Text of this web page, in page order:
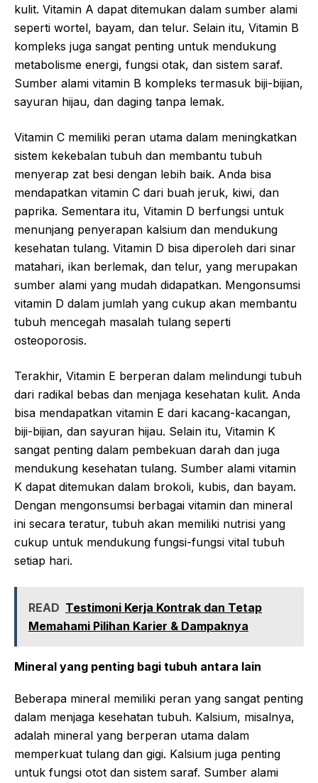
kulit. Vitamin A dapat ditemukan dalam sumber alami
seperti wortel, bayam, dan telur. Selain itu, Vitamin B
kompleks juga sangat penting untuk mendukung
metabolisme energi, fungsi otak, dan sistem saraf.
Sumber alami vitamin B kompleks termasuk biji-bijian,
sayuran hijau, dan daging tanpa lemak.
Vitamin C memiliki peran utama dalam meningkatkan
sistem kekebalan tubuh dan membantu tubuh
menyerap zat besi dengan lebih baik. Anda bisa
mendapatkan vitamin C dari buah jeruk, kiwi, dan
paprika. Sementara itu, Vitamin D berfungsi untuk
menunjang penyerapan kalsium dan mendukung
kesehatan tulang. Vitamin D bisa diperoleh dari sinar
matahari, ikan berlemak, dan telur, yang merupakan
sumber alami yang mudah didapatkan. Mengonsumsi
vitamin D dalam jumlah yang cukup akan membantu
tubuh mencegah masalah tulang seperti
osteoporosis.
Terakhir, Vitamin E berperan dalam melindungi tubuh
dari radikal bebas dan menjaga kesehatan kulit. Anda
bisa mendapatkan vitamin E dari kacang-kacangan,
biji-bijian, dan sayuran hijau. Selain itu, Vitamin K
sangat penting dalam pembekuan darah dan juga
mendukung kesehatan tulang. Sumber alami vitamin
K dapat ditemukan dalam brokoli, kubis, dan bayam.
Dengan mengonsumsi berbagai vitamin dan mineral
ini secara teratur, tubuh akan memiliki nutrisi yang
cukup untuk mendukung fungsi-fungsi vital tubuh
setiap hari.
READ Testimoni Kerja Kontrak dan Tetap
Memahami Pilihan Karier & Dampaknya
Mineral yang penting bagi tubuh antara lain
Beberapa mineral memiliki peran yang sangat penting
dalam menjaga kesehatan tubuh. Kalsium, misalnya,
adalah mineral yang berperan utama dalam
memperkuat tulang dan gigi. Kalsium juga penting
untuk fungsi otot dan sistem saraf. Sumber alami